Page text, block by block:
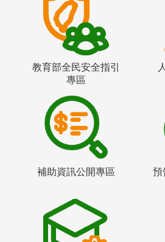
教育部全民安全指引
專區
補助資訊公開專區
預